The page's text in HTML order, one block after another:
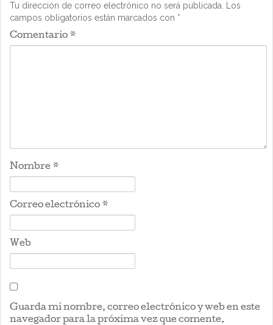
Tu dirección de correo electrónico no será publicada.
Los
campos obligatorios están marcados con *
Comentario *
Nombre *
Correo electrónico *
Web
Guarda mi nombre, correo electrónico y web en este
navegador para la próxima vez que comente.